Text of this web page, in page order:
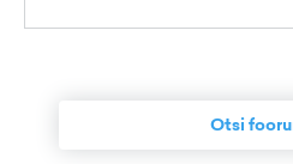
Otsi